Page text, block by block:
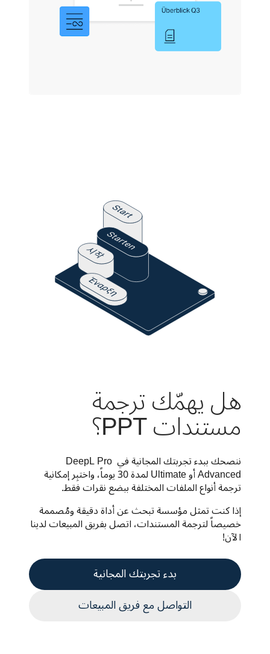
هل يهمّك ترجمة
مستندات PPT؟
ننصحك ببدء تجربتك المجانية في ‎DeepL Pro
ترجمة أنواع الملفات المختلفة ببضع نقرات فقط.
الآن!
بدء تجربتك المجانية
التواصل مع فريق المبيعات